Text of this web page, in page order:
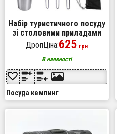
Набір туристичного посуду
зі столовими приладами
HALIN DS-308, Похідний
посуд для пальників
ДропЦіна:625 грн
В наявності
Посуда кемпинг